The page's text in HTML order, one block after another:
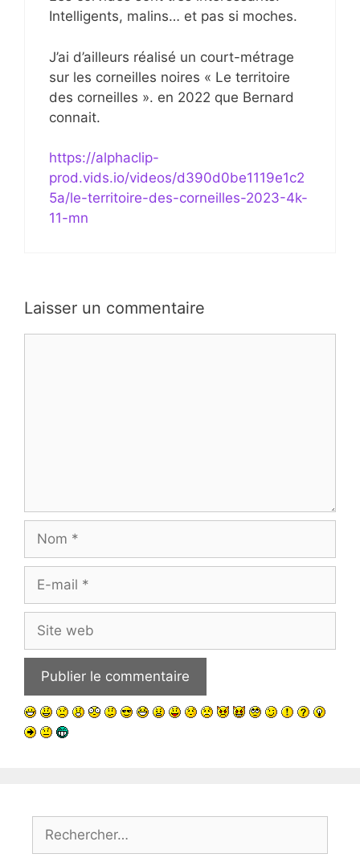
Intelligents, malins… et pas si moches.
J’ai d’ailleurs réalisé un court-métrage
sur les corneilles noires « Le territoire
des corneilles ». en 2022 que Bernard
connait.
https://alphaclip-
prod.vids.io/videos/d390d0be1119e1c2
5a/le-territoire-des-corneilles-2023-4k-
11-mn
Laisser un commentaire
mail
web